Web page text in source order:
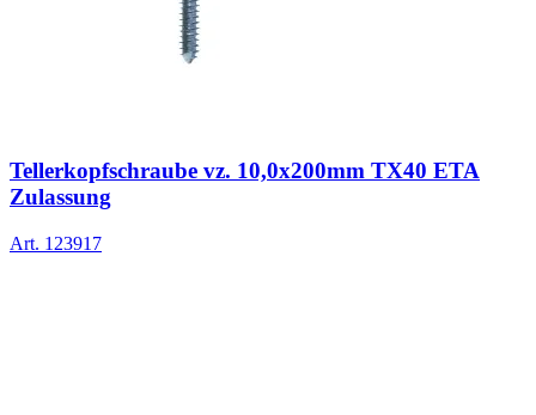
Tellerkopfschraube vz. 10,0x200mm TX40 ETA
Zulassung
Art. 123917